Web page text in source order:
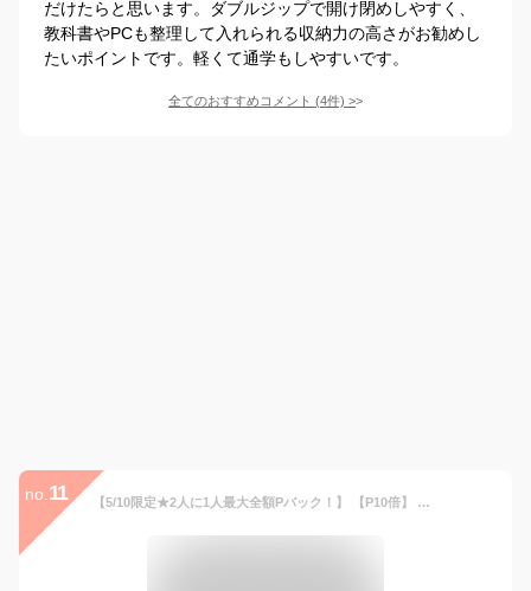
だけたらと思います。ダブルジップで開け閉めしやすく、
教科書やPCも整理して入れられる収納力の高さがお勧めし
たいポイントです。軽くて通学もしやすいです。
全てのおすすめコメント (4件) >
no. 11 【5/10限定★2人に1人最大全額Pバック！】 【P10倍】 MILK FED. ミルクフェド リュック 通学 女子 レディース 大容量 リュックサック 2層式 デイパック 通勤 B4 30L 可愛い 丈夫 旅行 遠足 修学旅行 中学生 高校生 マザーズバッグ PC ACTIVE DOUBLE POCKET MOLLE